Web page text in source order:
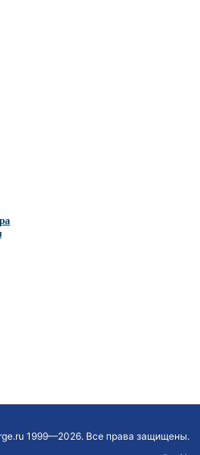
1999—2026. Все права защищены.